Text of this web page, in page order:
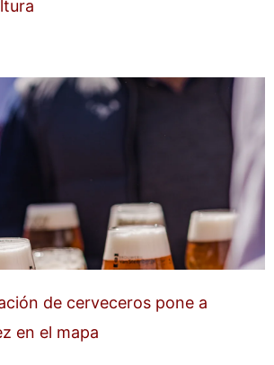
de cerveceros pone a
en el mapa